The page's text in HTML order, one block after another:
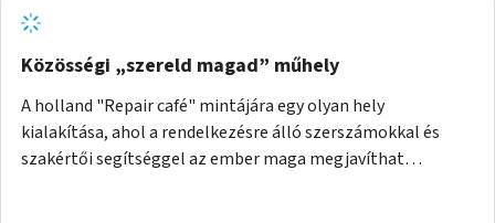
Közösségi „szereld magad” műhely
A holland "Repair café" mintájára egy olyan hely
kialakítása, ahol a rendelkezésre álló szerszámokkal és
szakértői segítséggel az ember maga megjavíthat